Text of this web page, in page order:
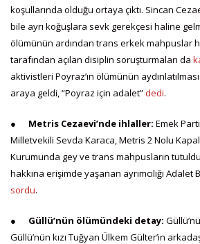
koşullarında olduğu ortaya çıktı. Sincan
bile ayrı koğuşlara sevk gerekçesi haline
ölümünün ardından trans erkek mahpuslar
tarafından açılan disiplin soruşturmaları da
aktivistleri Poyraz’ın ölümünün
araya geldi, “Poyraz için adalet”dedi.
● Metris Cezaevi’nde ihlaller: Emek
Milletvekili Sevda Karaca, Metris 2 Nolu
Kurumunda gey ve trans mahpusların
hakkına erişimde yaşanan ayrımcılığı Adalet
sordu.
● Güllü’nün ölümündeki detay:
Güllü’nün kızı Tuğyan Ülkem Gülter’in